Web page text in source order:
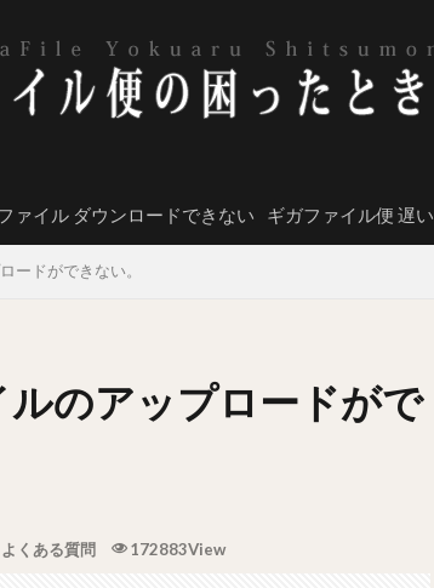
ァイル ダウンロードできない ギガファイル便 遅い
ードができない。
のアップロードがで
よくある質問 172883View